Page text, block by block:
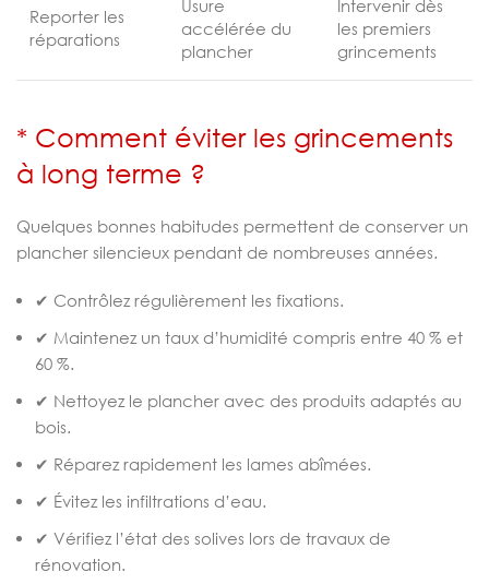
Reporter les
réparations
Usure
accélérée du
plancher
Intervenir dès
les premiers
grincements
* Comment éviter les grincements
à long terme ?
Quelques bonnes habitudes permettent de conserver un
plancher silencieux pendant de nombreuses années.
✔ Contrôlez régulièrement les fixations.
✔ Maintenez un taux d’humidité compris entre 40 % et
60 %.
✔ Nettoyez le plancher avec des produits adaptés au
bois.
✔ Réparez rapidement les lames abîmées.
✔ Évitez les infiltrations d’eau.
✔ Vérifiez l’état des solives lors de travaux de
rénovation.